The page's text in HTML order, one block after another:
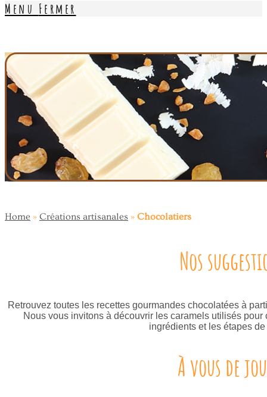
Menu Fermer
Home » Créations artisanales » Chocolatiers
Nos
Retrouvez toutes les recettes gourmandes chocolatées à
Nous vous invitons à découvrir les caramels utilisés
ingrédients et les étapes
À vous de